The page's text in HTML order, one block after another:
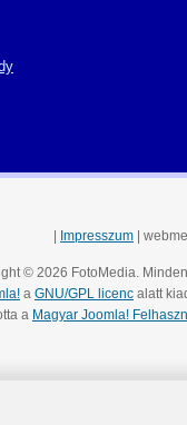
Impresszum |
© 2026 FotoMedia.
a GNU/GPL licenc alatt
a Magyar Joomla!